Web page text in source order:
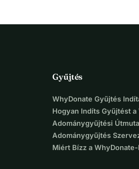
Gyűjtés
WhyDonate Gyűjtés
Hogyan Indíts Gyűjtést
Adománygyűjtési
Adománygyűjtés
Miért Bízz a